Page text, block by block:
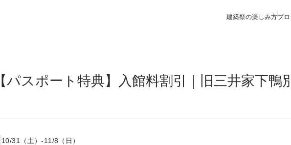
建築祭の楽しみ方プ
【パスポート特典】入館料割引｜旧三井家下鴨
10/31（土）-11/8（日）